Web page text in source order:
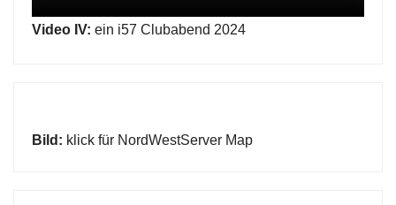
Video IV: ein i57 Clubabend 2024
Bild: klick für NordWestServer Map